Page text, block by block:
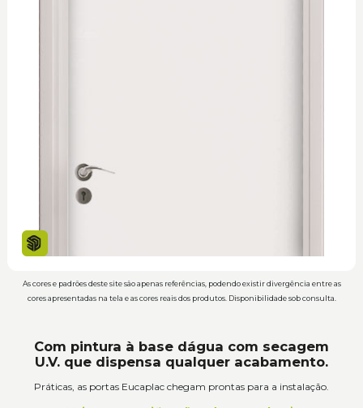
As cores e padrões deste site são apenas referências, podendo existir divergência entre as
cores apresentadas na tela e as cores reais dos produtos. Disponibilidade sob consulta.
Com pintura à base dágua com secagem
U.V. que dispensa qualquer acabamento.
Práticas, as portas Eucaplac chegam prontas para a instalação.